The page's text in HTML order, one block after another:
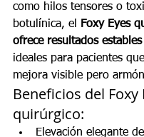
como hilos tensores o
botulínica, el
Foxy Eyes
ofrece resultados
ideales para pacientes
mejora visible pero
Beneficios del Foxy
quirúrgico:
Elevación elegante